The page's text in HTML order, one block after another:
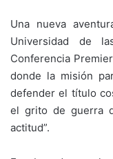
Una nueva
Universidad de
Conferencia
donde la misión
defender el título
el grito de guerra
actitud”.